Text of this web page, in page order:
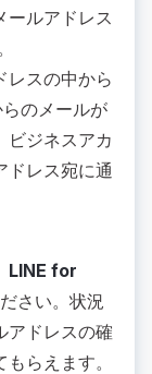
ールアドレス
レスの中から
のメールが
ビジネスアカ
ドレス宛に通
LINE for
さい。状況
アドレスの確
らえます。